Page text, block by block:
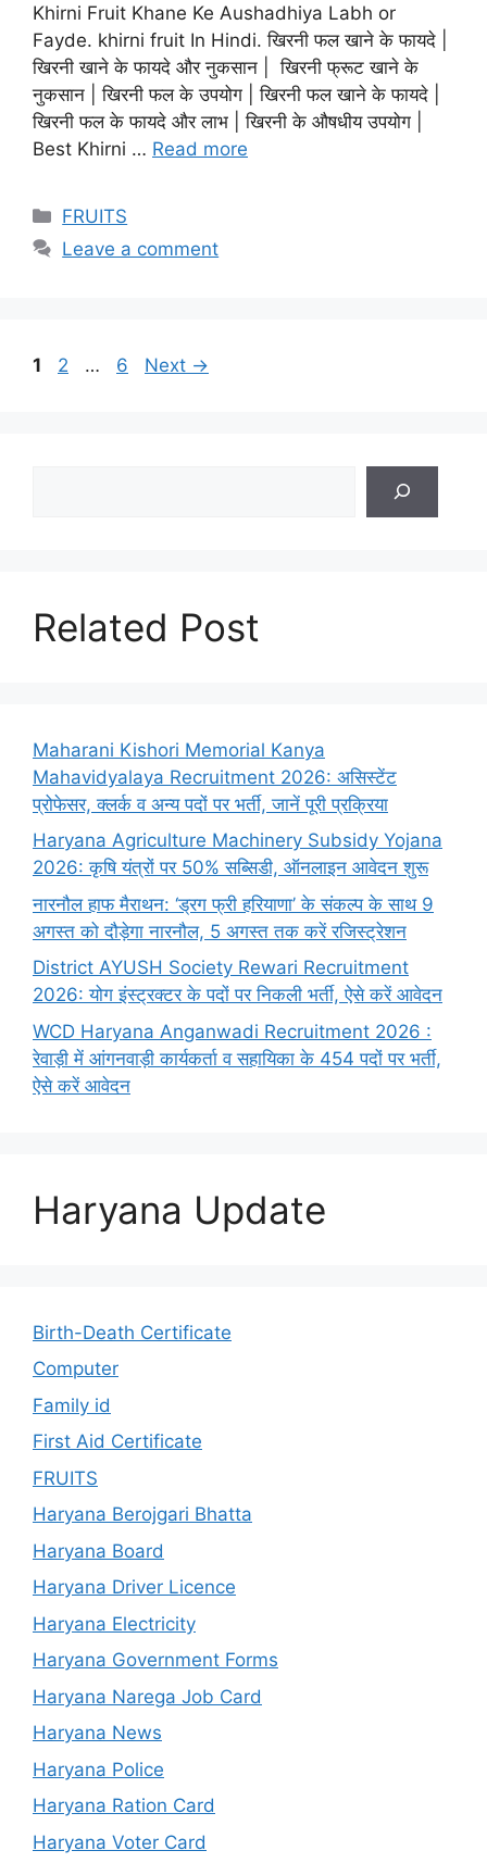
Khirni Fruit Khane Ke Aushadhiya Labh or
Fayde. khirni fruit In Hindi. खिरनी फल खाने के फायदे |
खिरनी खाने के फायदे और नुकसान | खिरनी फ्रूट खाने के
नुकसान | खिरनी फल के उपयोग | खिरनी फल खाने के फायदे |
खिरनी फल के फायदे और लाभ | खिरनी के औषधीय उपयोग |
Best Khirni … Read more
Categories
FRUITS
Leave a comment
Page
1 Page
2 … Page
6 Next →
Related Post
Maharani Kishori Memorial Kanya
Mahavidyalaya Recruitment 2026: असिस्टेंट
प्रोफेसर, क्लर्क व अन्य पदों पर भर्ती, जानें पूरी प्रक्रिया
Haryana Agriculture Machinery Subsidy Yojana
2026: कृषि यंत्रों पर 50% सब्सिडी, ऑनलाइन आवेदन शुरू
नारनौल हाफ मैराथन: ‘ड्रग फ्री हरियाणा’ के संकल्प के साथ 9
अगस्त को दौड़ेगा नारनौल, 5 अगस्त तक करें रजिस्ट्रेशन
District AYUSH Society Rewari Recruitment
2026: योग इंस्ट्रक्टर के पदों पर निकली भर्ती, ऐसे करें आवेदन
WCD Haryana Anganwadi Recruitment 2026 :
रेवाड़ी में आंगनवाड़ी कार्यकर्ता व सहायिका के 454 पदों पर भर्ती,
ऐसे करें आवेदन
Haryana Update
Birth-Death Certificate
Computer
Family id
First Aid Certificate
FRUITS
Haryana Berojgari Bhatta
Haryana Board
Haryana Driver Licence
Haryana Electricity
Haryana Government Forms
Haryana Narega Job Card
Haryana News
Haryana Police
Haryana Ration Card
Haryana Voter Card